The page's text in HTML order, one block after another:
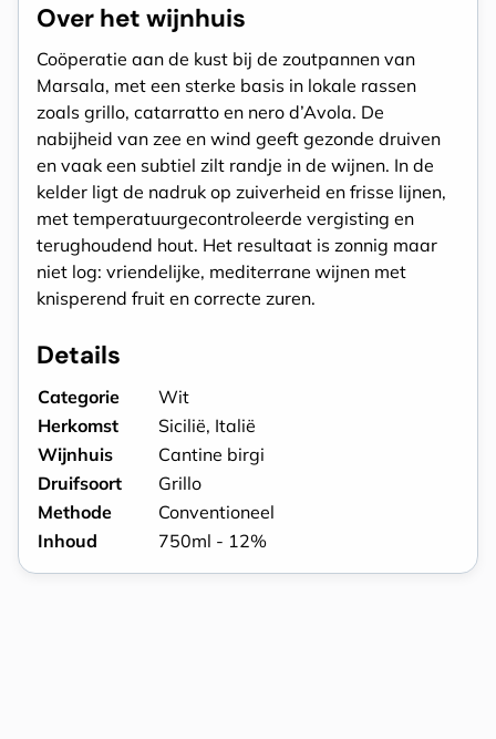
Over het wijnhuis
Coöperatie aan de kust bij de zoutpannen van
Marsala, met een sterke basis in lokale rassen
zoals grillo, catarratto en nero d’Avola. De
nabijheid van zee en wind geeft gezonde druiven
en vaak een subtiel zilt randje in de wijnen. In de
kelder ligt de nadruk op zuiverheid en frisse lijnen,
met temperatuurgecontroleerde vergisting en
terughoudend hout. Het resultaat is zonnig maar
niet log: vriendelijke, mediterrane wijnen met
knisperend fruit en correcte zuren.
Details
Categorie
Wit
Herkomst
Sicilië, Italië
Wijnhuis
Cantine birgi
Druifsoort
Grillo
Methode
Conventioneel
Inhoud
750ml - 12%